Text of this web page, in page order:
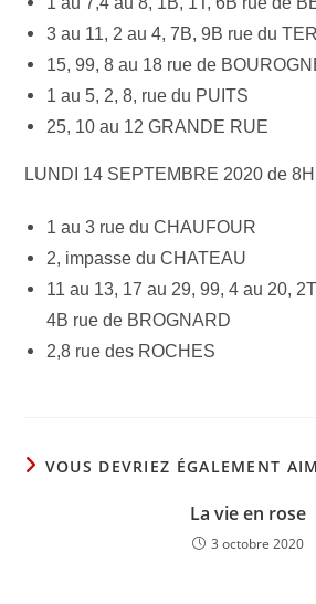
3 au 11, 2 au 4, 7B, 9B rue du
15, 99, 8 au 18 rue de
1 au 5, 2, 8, rue du PUITS
25, 10 au 12 GRANDE RUE
LUNDI 14 SEPTEMBRE 2020 de
1 au 3 rue du CHAUFOUR
2, impasse du CHATEAU
11 au 13, 17 au 29, 99, 4 au 20,
4B rue de BROGNARD
2,8 rue des ROCHES
VOUS DEVRIEZ ÉGALEMENT
La vie en rose
3 octobre 2020